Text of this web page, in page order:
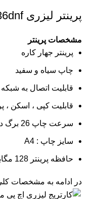
پرینتر لیزری HP LaserJet P1536dnf
مشخصات پرینتر
پرینتر جهار کاره
چاپ سیاه و سفید
قابلیت اتصال به شبکه
قابلیت کپی ، اسکن
سرعت چاپ 26 برگ در دقیقه
سایز چاپ : A4
حافظه پرینتر 128 مگابایت
در ادامه به مشخصات کلی